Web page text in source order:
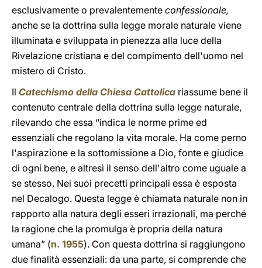
esclusivamente o prevalentemente confessionale,
anche se la dottrina sulla legge morale naturale viene
illuminata e sviluppata in pienezza alla luce della
Rivelazione cristiana e del compimento dell'uomo nel
mistero di Cristo.
Il Catechismo della Chiesa Cattolica riassume bene il
contenuto centrale della dottrina sulla legge naturale,
rilevando che essa “indica le norme prime ed
essenziali che regolano la vita morale. Ha come perno
l'aspirazione e la sottomissione a Dio, fonte e giudice
di ogni bene, e altresì il senso dell'altro come uguale a
se stesso. Nei suoi precetti principali essa è esposta
nel Decalogo. Questa legge è chiamata naturale non in
rapporto alla natura degli esseri irrazionali, ma perché
la ragione che la promulga è propria della natura
umana” (n. 1955). Con questa dottrina si raggiungono
due finalità essenziali: da una parte, si comprende che